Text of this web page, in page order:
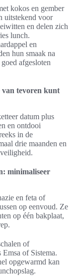
kokos en gember
uitstekend voor
en delen zich
lunch.
en
hun smaak na
afgesloten
van tevoren kunt
datum plus
en ontdooi
in de
drie maanden en
minimaliseer
en feta of
op eenvoud. Ze
op één bakplaat,
of
Emsa of Sistema.
opgewarmd kan